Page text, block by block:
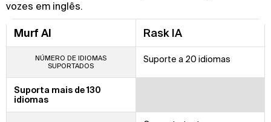
vozes em inglês.
Murf AI Rask IA
NÚMERO DE IDIOMAS
SUPORTADOS
Suporte a 20 idiomas
Suporta mais de 130
idiomas